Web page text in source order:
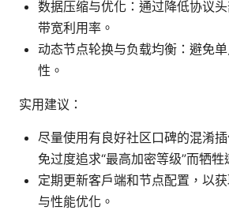
数据压缩与优化：通过降低协议
带宽利用率。
动态节点轮换与负载均衡：避免
性。
实用建议：
尽量使用有良好社区口碑的混淆
免过度追求“最高加密等级”而牺牲
定期更新客户端和节点配置，以
与性能优化。